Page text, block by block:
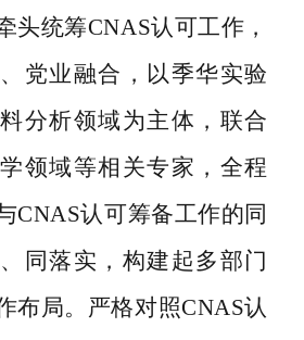
头统筹CNAS认可工作，
党业融合，以季华实验
分析领域为主体，联合
领域等相关专家，全程
CNAS认可筹备工作的同
同落实，构建起多部门
布局。严格对照CNAS认